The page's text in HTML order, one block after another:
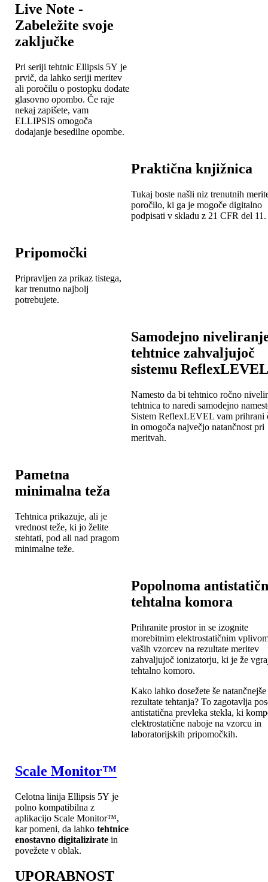
Live Note -
Zabeležite svoje
zaključke
Pri seriji tehtnic Ellipsis 5Y je
prvič, da lahko seriji meritev
ali poročilu o postopku dodate
glasovno opombo. Če raje
nekaj zapišete, vam
ELLIPSIS omogoča
dodajanje besedilne opombe.
Praktična knjižnica
Tukaj boste našli niz trenutnih
poročilo, ki ga je mogoče digitalno
podpisati v skladu z 21 CFR del 11.
Pripomočki
Pripravljen za prikaz tistega,
kar trenutno najbolj
potrebujete.
Samodejno
tehtnice zahvaljujoč
sistemu ReflexLEVEL
Namesto da bi tehtnico ročno
tehtnica to naredi samodejno
Sistem ReflexLEVEL vam prihrani
in omogoča največjo natančnost pri
meritvah.
Pametna
minimalna teža
Tehtnica prikazuje, ali je
vrednost teže, ki jo želite
stehtati, pod ali nad pragom
minimalne teže.
Popolnoma
tehtalna komora
Prihranite prostor in se izognite
morebitnim elektrostatičnim
vaših vzorcev na rezultate meritev
zahvaljujoč ionizatorju, ki je že
tehtalno komoro.
Kako lahko dosežete še natančnejše
rezultate tehtanja? To zagotavlja
antistatična prevleka stekla, ki
elektrostatične naboje na vzorcu in
laboratorijskih pripomočkih.
Scale Monitor™
Celotna linija Ellipsis 5Y je
polno kompatibilna z
aplikacijo Scale Monitor™,
kar pomeni, da lahko tehtnice
enostavno digitalizirate in
povežete v oblak.
UPORABNOST